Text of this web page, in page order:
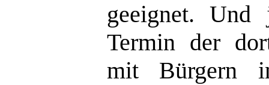
geeignet.
Termin der
mit Bürgern